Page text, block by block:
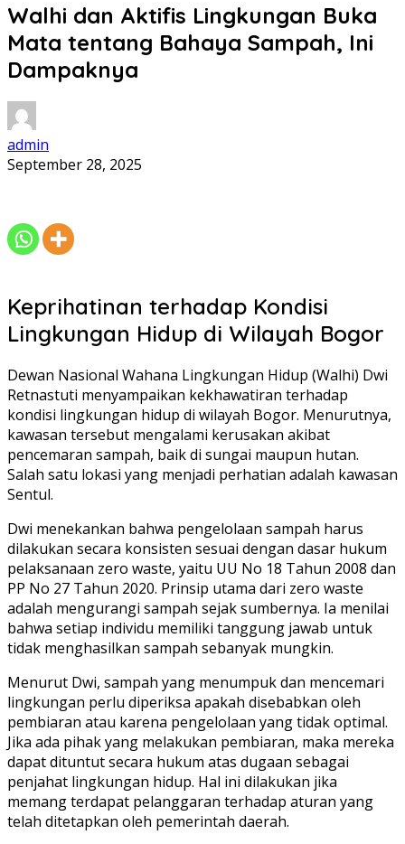
Walhi dan Aktifis Lingkungan Buka
Mata tentang Bahaya Sampah, Ini
Dampaknya
admin
September 28, 2025
Keprihatinan terhadap Kondisi
Lingkungan Hidup di Wilayah Bogor
Dewan Nasional Wahana Lingkungan Hidup (Walhi) Dwi
Retnastuti menyampaikan kekhawatiran terhadap
kondisi lingkungan hidup di wilayah Bogor. Menurutnya,
kawasan tersebut mengalami kerusakan akibat
pencemaran sampah, baik di sungai maupun hutan.
Salah satu lokasi yang menjadi perhatian adalah kawasan
Sentul.
Dwi menekankan bahwa pengelolaan sampah harus
dilakukan secara konsisten sesuai dengan dasar hukum
pelaksanaan zero waste, yaitu UU No 18 Tahun 2008 dan
PP No 27 Tahun 2020. Prinsip utama dari zero waste
adalah mengurangi sampah sejak sumbernya. Ia menilai
bahwa setiap individu memiliki tanggung jawab untuk
tidak menghasilkan sampah sebanyak mungkin.
Menurut Dwi, sampah yang menumpuk dan mencemari
lingkungan perlu diperiksa apakah disebabkan oleh
pembiaran atau karena pengelolaan yang tidak optimal.
Jika ada pihak yang melakukan pembiaran, maka mereka
dapat dituntut secara hukum atas dugaan sebagai
penjahat lingkungan hidup. Hal ini dilakukan jika
memang terdapat pelanggaran terhadap aturan yang
telah ditetapkan oleh pemerintah daerah.